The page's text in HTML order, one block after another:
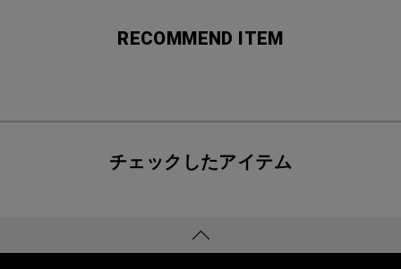
RECOMMEND ITEM
チェックしたアイテム